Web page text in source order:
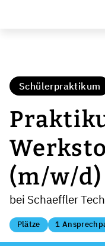
Schülerpraktikum
(m/w/d)
bei Schaeffler
Plätze 1